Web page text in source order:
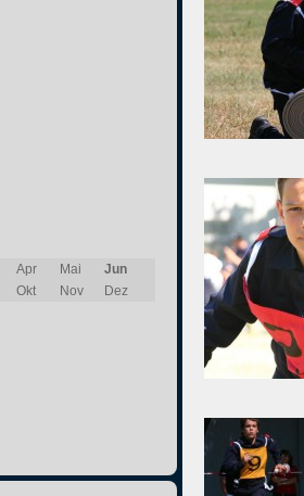
Apr Mai
Jun
Okt Nov
Dez